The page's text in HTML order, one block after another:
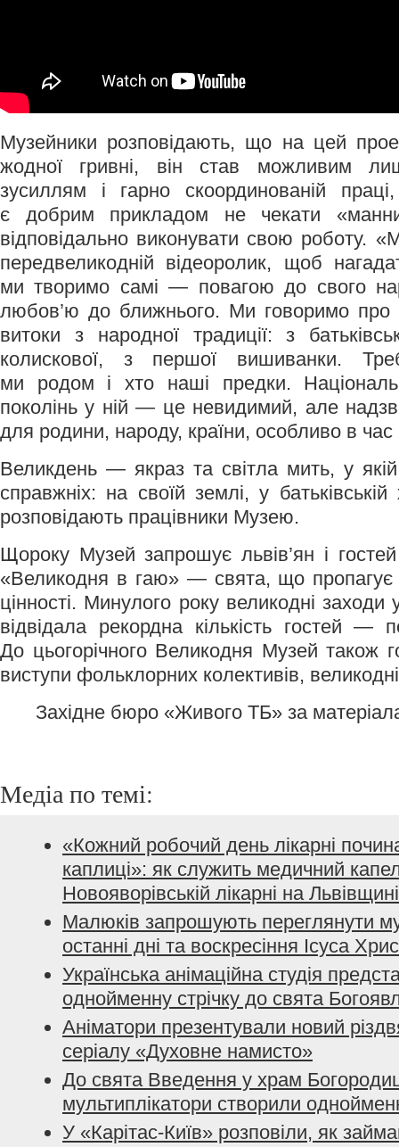
Музейники розповідають, що на цей
жодної гривні, він став можливим
зусиллям і гарно скоординованій
є добрим прикладом не чекати
відповідально виконувати свою роботу.
передвеликодній відеоролик, щоб
ми творимо самі — повагою до свого
любов’ю до ближнього. Ми говоримо про
витоки з народної традиції: з
колискової, з першої вишиванки.
ми родом і хто наші предки.
поколінь у ній — це невидимий, але
для родини, народу, країни, особливо в час
Великдень — якраз та світла мить, у
справжніх: на своїй землі, у
розповідають працівники Музею.
Щороку Музей запрошує львів’ян і
«Великодня в гаю» — свята, що пропагує
цінності. Минулого року великодні
відвідала рекордна кількість гостей —
До цьогорічного Великодня Музей також
виступи фольклорних колективів,
Західне бюро «Живого ТБ» за
Медіа по темі:
«Кожний робочий день лікарні
каплиці»: як служить медичний
Новояворівській лікарні на Львівщині
Малюків запрошують переглянути
останні дні та воскресіння Ісуса
Українська анімаційна студія
однойменну стрічку до свята
Аніматори презентували новий
серіалу «Духовне намисто»
До свята Введення у храм
мультиплікатори створили
У «Карітас-Київ» розповіли, як